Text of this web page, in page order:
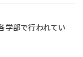
学部で行われてい